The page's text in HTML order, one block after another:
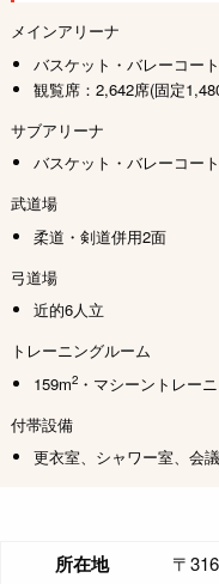
メインアリーナ
バスケット・バレーコー
観覧席：2,642席(固定
サブアリーナ
バスケット・バレーコー
武道場
柔道・剣道併用2面
弓道場
近的6人立
トレーニングルーム
159m2 ・マシーントレー
付帯設備
更衣室、シャワー室、会
所在地 〒